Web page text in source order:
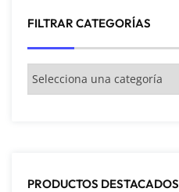
FILTRAR CATEGORÍAS
PRODUCTOS DESTACADOS